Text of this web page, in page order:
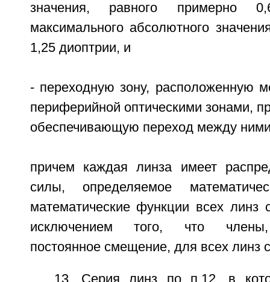
значения, равного примерно
максимального абсолютного
1,25 диоптрии, и
- переходную зону, расположенную
периферийной оптическими зонами,
обеспечивающую переход между
причем каждая линза имеет
силы, определяемое
математические функции всех линз
исключением того, что члены,
постоянное смещение, для всех линз
13. Серия линз по п.12, в